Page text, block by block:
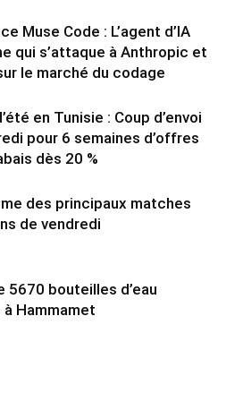
Muse Code : L’agent d’IA
qui s’attaque à Anthropic et
le marché du codage
en Tunisie : Coup d’envoi
pour 6 semaines d’offres
dès 20 %
des principaux matches
de vendredi
5670 bouteilles d’eau
à Hammamet